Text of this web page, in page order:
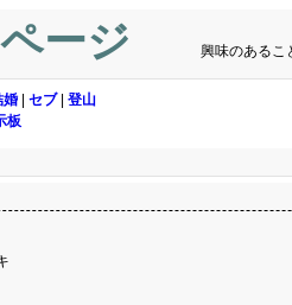
ージ 興味のあるこ
婚 セブ| 登山
板